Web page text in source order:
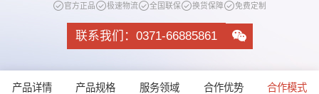
官方正品 极速物流 全国联保 换货保障 免费定制
联系我们：0371-66885861
产品详情 产品规格 服务领域 合作优势 合作模式